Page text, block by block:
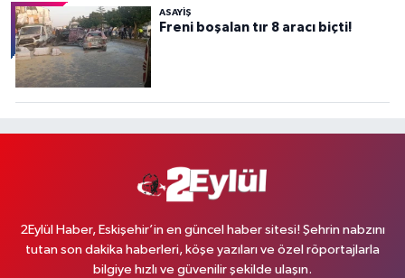
ASAYİŞ
Freni boşalan tır 8 aracı biçti!
2Eylül Haber, Eskişehir’in en güncel haber sitesi! Şehrin nabzını
tutan son dakika haberleri, köşe yazıları ve özel röportajlarla
bilgiye hızlı ve güvenilir şekilde ulaşın.